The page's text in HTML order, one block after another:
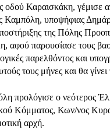
οδού Καραισκάκη, γέμισε
Καμπόλη, υποψήφιας
της Πόλης
παρουσίασε τους
παρελθόντος και
τους μήνες και θα
προλόγισε ο νεότερος
Κόμματος, Κων/νος
αρχή.